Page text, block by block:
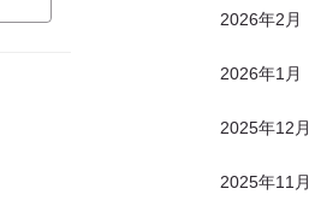
2026年2月
2026年1月
2025年12月
2025年11月